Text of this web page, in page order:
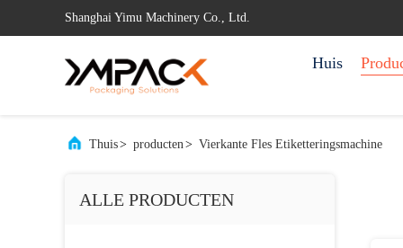
Shanghai Yimu Machinery Co., Ltd.
Huis
Thuis> producten> Vierkante Fles Etiketteringsmachine
ALLE PRODUCTEN